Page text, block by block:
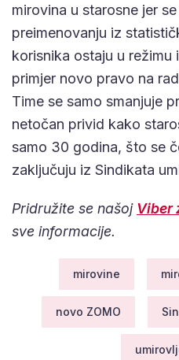
mirovina u starosne jer
preimenovanju iz
korisnika ostaju u režimu
primjer novo pravo na
Time se samo smanjuje
netočan privid kako
samo 30 godina, što se
zaključuju iz Sindikata
Pridružite se našoj Viber
sve informacije.
mirovine
novo ZOMO